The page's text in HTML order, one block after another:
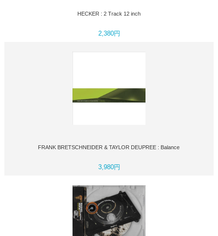
HECKER : 2 Track 12 inch
2,380円
FRANK BRETSCHNEIDER & TAYLOR DEUPREE : Balance
3,980円